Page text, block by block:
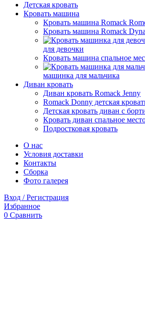
Детская кровать
Кровать машина
Кровать машина Romack
Кровать машина Romack
для девочки
Кровать машина спальное
машинка для мальчика
Диван кровать
Диван кровать Romack Jenny
Romack Donny детская
Детская кровать диван с
Кровать диван спальное
Подростковая кровать
О нас
Условия доставки
Контакты
Сборка
Фото галерея
Вход / Регистрация
Избранное
0 Сравнить